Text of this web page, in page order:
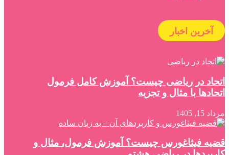
آخرین اخبار
اتحاد در ریاضی چیست؟ آموزش کامل فرمول
اتحادها با مثال و تجزیه
مرداد 15, 1405
قضیه فیثاغورس چیست؟ آموزش فرمول، مثال و